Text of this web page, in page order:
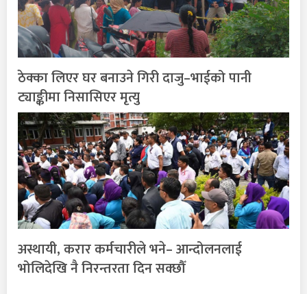
ठेक्का लिएर घर बनाउने गिरी दाजु–भाईको पानी
ट्याङ्कीमा निसासिएर मृत्यु
अस्थायी, करार कर्मचारीले भने– आन्दोलनलाई
भोलिदेखि नै निरन्तरता दिन सक्छौँ